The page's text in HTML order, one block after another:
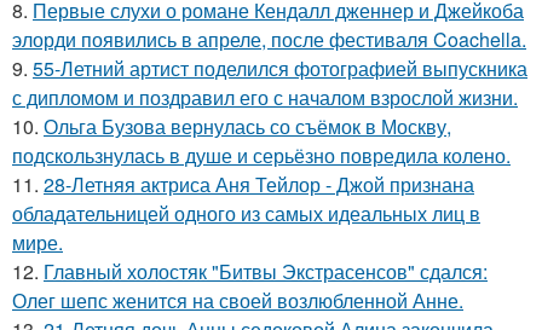
8. Первые слухи о романе Кендалл дженнер и Джейкоба
элорди появились в апреле, после фестиваля Coachella.
9. 55-Летний артист поделился фотографией выпускника
с дипломом и поздравил его с началом взрослой жизни.
10. Ольга Бузова вернулась со съёмок в Москву,
подскользнулась в душе и серьёзно повредила колено.
11. 28-Летняя актриса Аня Тейлор - Джой признана
обладательницей одного из самых идеальных лиц в
мире.
12. Главный холостяк "Битвы Экстрасенсов" сдался:
Олег шепс женится на своей возлюбленной Анне.